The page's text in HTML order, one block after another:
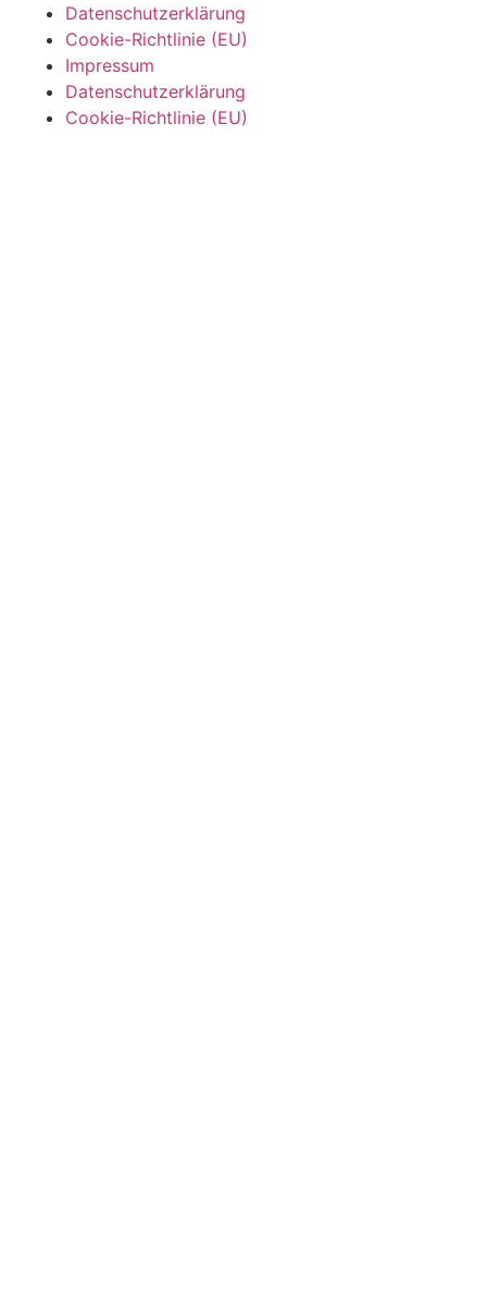
Datenschutzerklärung
Cookie-Richtlinie (EU)
Impressum
Datenschutzerklärung
Cookie-Richtlinie (EU)